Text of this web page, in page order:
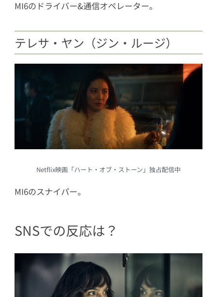
MI6のドライバー&通信オペレーター。
テレサ・ヤン（ジン・ルージ）
Netflix映画「ハート・オブ・ストーン」独占配信中
MI6のスナイパー。
SNSでの反応は？